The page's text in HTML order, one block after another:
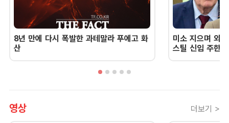
8년 만에 다시 폭발한 과테말라 푸에고 화
산
미소 지으며 외
스틸 신임 주한
영상 더보기 >